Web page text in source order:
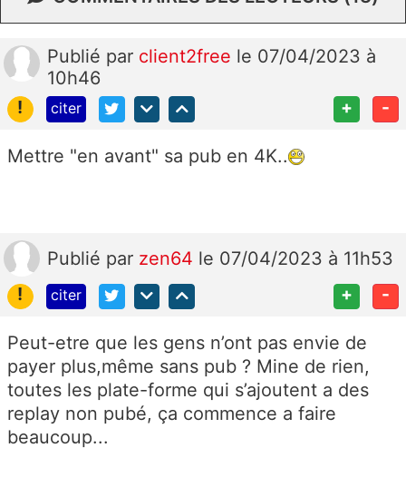
Publié par client2free le 07/04/2023 à
10h46
!
citer + -
Mettre "en avant" sa pub en 4K..
Publié par zen64 le 07/04/2023 à 11h53
!
citer + -
Peut-etre que les gens n’ont pas envie de
payer plus,même sans pub ? Mine de rien,
toutes les plate-forme qui s’ajoutent a des
replay non pubé, ça commence a faire
beaucoup...